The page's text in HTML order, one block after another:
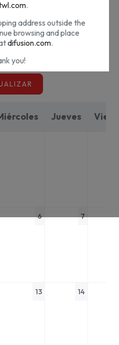
Jueves
6 7
13 14
.
address outside the
browsing and place
difusion.com.
you!
desde Estados
distribuidos por Klett